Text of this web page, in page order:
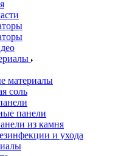
материалы
соль
панели
из камня
и ухода